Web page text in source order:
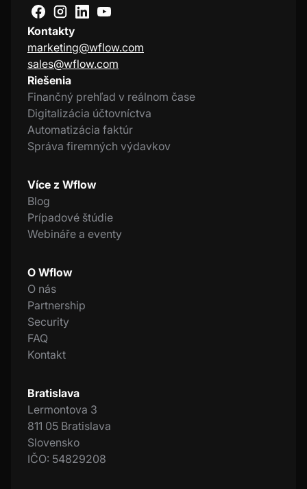
Kontakty
marketing@wflow.com
sales@wflow.com
Riešenia
Finančný prehľad v reálnom čase
Digitalizácia účtovníctva
Automatizácia faktúr
Správa firemných výdavkov
Více z Wflow
Blog
Prípadové štúdie
Webináře a eventy
O Wflow
O nás
Partnership
Security
FAQ
Kontakt
Bratislava
Lermontova 3
811 05 Bratislava
Slovensko
IČO: 54829208